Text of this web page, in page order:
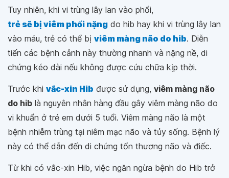
Tuy nhiên, khi vi trùng lây lan vào phổi,
trẻ sẽ bị viêm phổi nặng do hib hay khi vi trùng lây lan
vào máu, trẻ có thể bị viêm màng não do hib. Diễn
tiến các bệnh cảnh này thường nhanh và nặng nề, di
chứng kéo dài nếu không được cứu chữa kịp thời.
Trước khi vắc-xin Hib được sử dụng, viêm màng não
do hib là nguyên nhân hàng đầu gây viêm màng não do
vi khuẩn ở trẻ em dưới 5 tuổi. Viêm màng não là một
bệnh nhiễm trùng tại niêm mạc não và tủy sống. Bệnh lý
này có thể dẫn đến di chứng tổn thương não và điếc.
Từ khi có vắc-xin Hib, việc ngăn ngừa bệnh do Hib trở